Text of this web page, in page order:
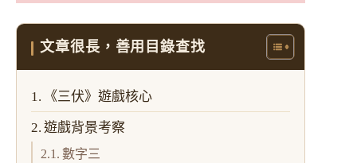
文章很長，善用目錄查找
《三伏》遊戲核心
遊戲背景考察
數字三